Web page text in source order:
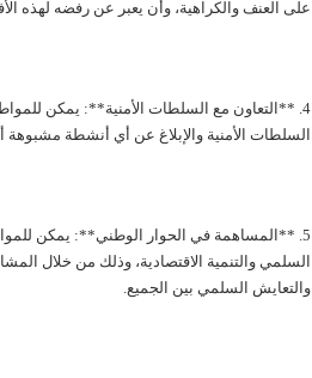
على العنف والكراهية، وأن يعبر عن رفضه لهذه
4. **التعاون مع السلطات الأمنية**: يمكن
السلطات الأمنية والإبلاغ عن أي أنشطة مشبوهة
5. **المساهمة في الحوار الوطني**: يمكن
السلمي والتنمية الاقتصادية، وذلك من خلال
والتعايش السلمي بين الجميع.